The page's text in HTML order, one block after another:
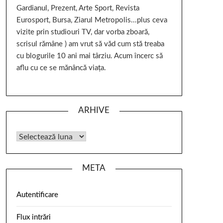
Gardianul, Prezent, Arte Sport, Revista
Eurosport, Bursa, Ziarul Metropolis...plus ceva
vizite prin studiouri TV, dar vorba zboară,
scrisul rămâne ) am vrut să văd cum stă treaba
cu blogurile 10 ani mai târziu. Acum încerc să
aflu cu ce se mănâncă viața.
ARHIVE
META
Autentificare
Flux intrări